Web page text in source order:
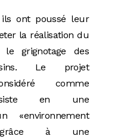
ils ont poussé leur
la réalisation du
le grignotage des
Le projet
comme
en une
«environnement
grâce à une